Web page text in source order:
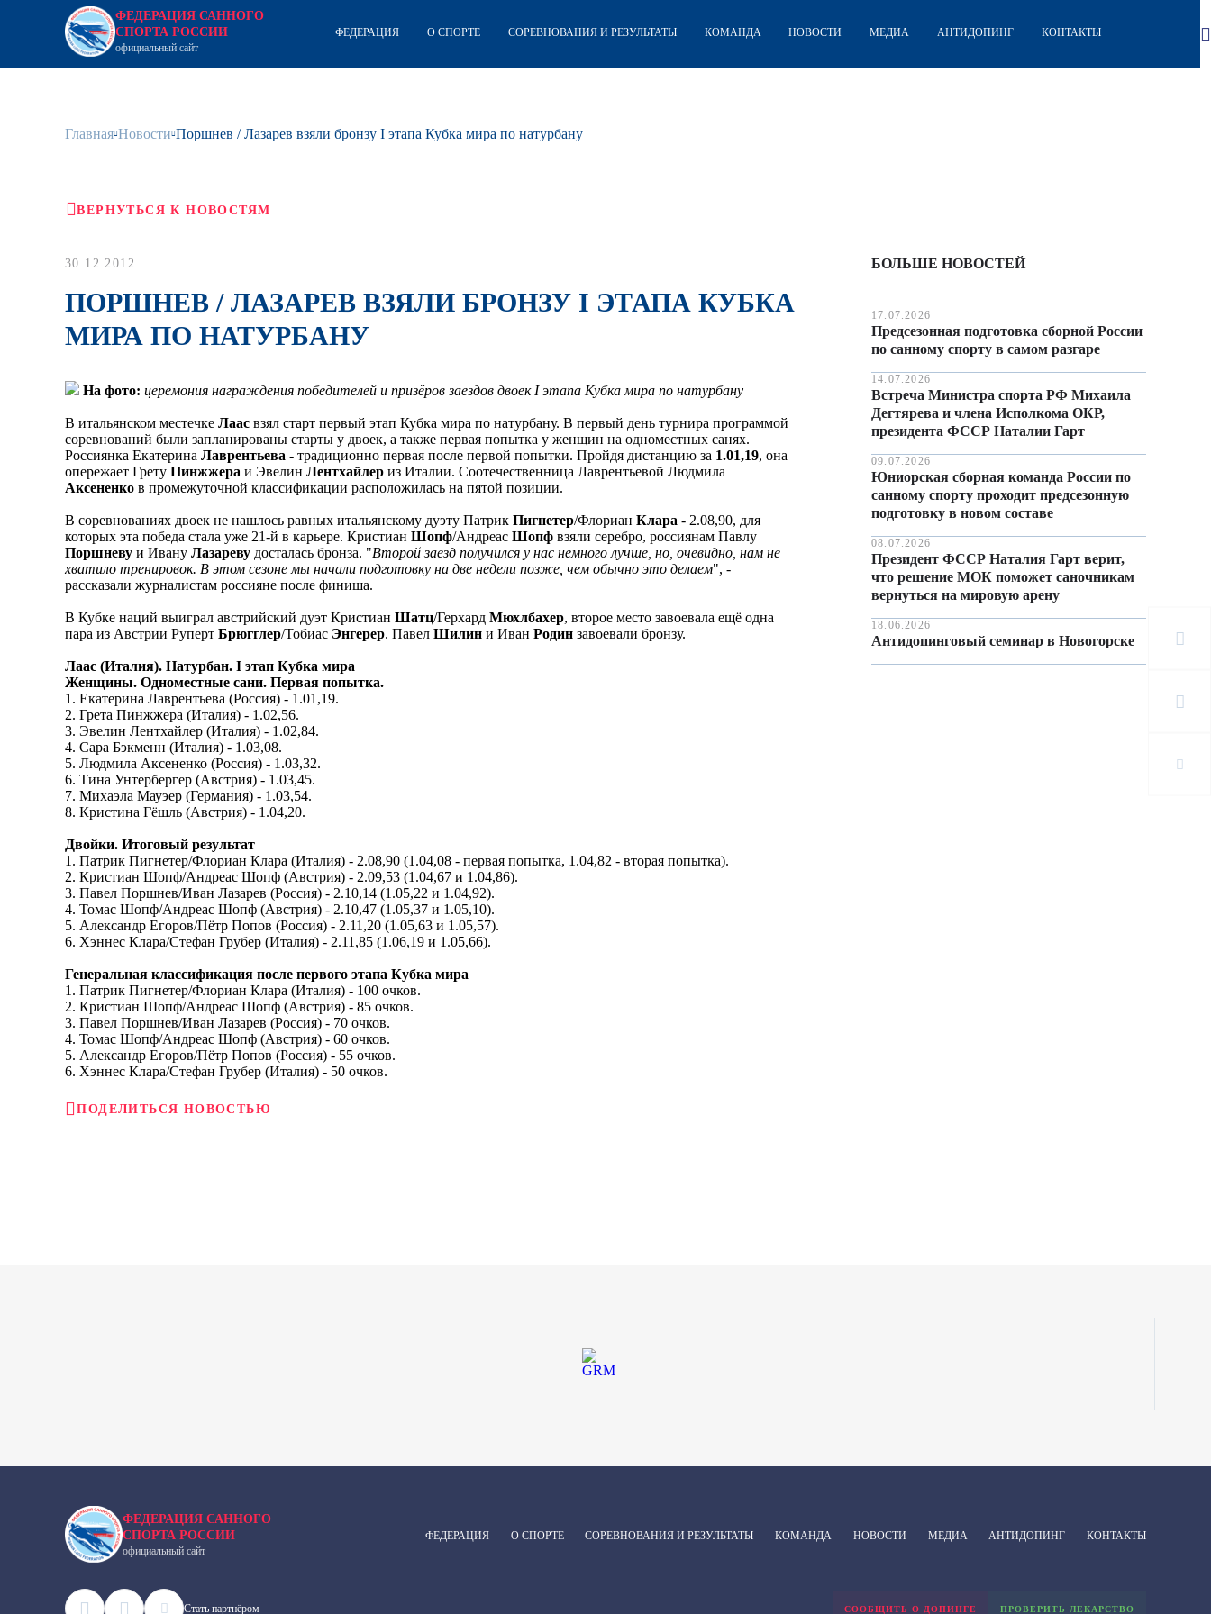
ФЕДЕРАЦИЯ САННОГО
СПОРТА РОССИИ
официальный сайт
ФЕДЕРАЦИЯ О СПОРТЕ СОРЕВНОВАНИЯ И РЕЗУЛЬТАТЫ КОМАНДА НОВОСТИ МЕДИА АНТИДОПИНГ КОНТАКТЫ
Главная Новости Поршнев / Лазарев взяли бронзу I этапа Кубка мира по натурбану
ВЕРНУТЬСЯ К НОВОСТЯМ
30.12.2012
ПОРШНЕВ / ЛАЗАРЕВ ВЗЯЛИ БРОНЗУ I ЭТАПА КУБКА
МИРА ПО НАТУРБАНУ
На фото: церемония награждения победителей и призёров заездов двоек I этапа Кубка мира по натурбану
В итальянском местечке Лаас взял старт первый этап Кубка мира по натурбану. В первый день турнира программой
соревнований были запланированы старты у двоек, а также первая попытка у женщин на одноместных санях.
Россиянка Екатерина Лаврентьева - традиционно первая после первой попытки. Пройдя дистанцию за 1.01,19, она
опережает Грету Пинжжера и Эвелин Лентхайлер из Италии. Соотечественница Лаврентьевой Людмила
Аксененко в промежуточной классификации расположилась на пятой позиции.
В соревнованиях двоек не нашлось равных итальянскому дуэту Патрик Пигнетер/Флориан Клара - 2.08,90, для
которых эта победа стала уже 21-й в карьере. Кристиан Шопф/Андреас Шопф взяли серебро, россиянам Павлу
Поршневу и Ивану Лазареву досталась бронза. "Второй заезд получился у нас немного лучше, но, очевидно, нам не
хватило тренировок. В этом сезоне мы начали подготовку на две недели позже, чем обычно это делаем", -
рассказали журналистам россияне после финиша.
В Кубке наций выиграл австрийский дуэт Кристиан Шатц/Герхард Мюхлбахер, второе место завоевала ещё одна
пара из Австрии Руперт Брюгглер/Тобиас Энгерер. Павел Шилин и Иван Родин завоевали бронзу.
Лаас (Италия). Натурбан. I этап Кубка мира
Женщины. Одноместные сани. Первая попытка.
1. Екатерина Лаврентьева (Россия) - 1.01,19.
2. Грета Пинжжера (Италия) - 1.02,56.
3. Эвелин Лентхайлер (Италия) - 1.02,84.
4. Сара Бэкменн (Италия) - 1.03,08.
5. Людмила Аксененко (Россия) - 1.03,32.
6. Тина Унтербергер (Австрия) - 1.03,45.
7. Михаэла Мауэер (Германия) - 1.03,54.
8. Кристина Гёшль (Австрия) - 1.04,20.
Двойки. Итоговый результат
1. Патрик Пигнетер/Флориан Клара (Италия) - 2.08,90 (1.04,08 - первая попытка, 1.04,82 - вторая попытка).
2. Кристиан Шопф/Андреас Шопф (Австрия) - 2.09,53 (1.04,67 и 1.04,86).
3. Павел Поршнев/Иван Лазарев (Россия) - 2.10,14 (1.05,22 и 1.04,92).
4. Томас Шопф/Андреас Шопф (Австрия) - 2.10,47 (1.05,37 и 1.05,10).
5. Александр Егоров/Пётр Попов (Россия) - 2.11,20 (1.05,63 и 1.05,57).
6. Хэннес Клара/Стефан Грубер (Италия) - 2.11,85 (1.06,19 и 1.05,66).
Генеральная классификация после первого этапа Кубка мира
1. Патрик Пигнетер/Флориан Клара (Италия) - 100 очков.
2. Кристиан Шопф/Андреас Шопф (Австрия) - 85 очков.
3. Павел Поршнев/Иван Лазарев (Россия) - 70 очков.
4. Томас Шопф/Андреас Шопф (Австрия) - 60 очков.
5. Александр Егоров/Пётр Попов (Россия) - 55 очков.
6. Хэннес Клара/Стефан Грубер (Италия) - 50 очков.
ПОДЕЛИТЬСЯ НОВОСТЬЮ
БОЛЬШЕ НОВОСТЕЙ
17.07.2026
Предсезонная подготовка сборной России
по санному спорту в самом разгаре
14.07.2026
Встреча Министра спорта РФ Михаила
Дегтярева и члена Исполкома ОКР,
президента ФССР Наталии Гарт
09.07.2026
Юниорская сборная команда России по
санному спорту проходит предсезонную
подготовку в новом составе
08.07.2026
Президент ФССР Наталия Гарт верит,
что решение МОК поможет саночникам
вернуться на мировую арену
18.06.2026
Антидопинговый семинар в Новогорске
ФЕДЕРАЦИЯ САННОГО
СПОРТА РОССИИ
официальный сайт
ФЕДЕРАЦИЯ О СПОРТЕ СОРЕВНОВАНИЯ И РЕЗУЛЬТАТЫ КОМАНДА НОВОСТИ МЕДИА АНТИДОПИНГ КОНТАКТЫ
Cтать партнёром СООБЩИТЬ О ДОПИНГЕ ПРОВЕРИТЬ ЛЕКАРСТВО